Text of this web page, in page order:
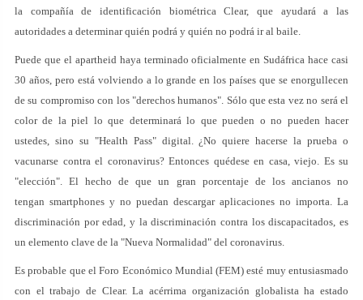
la compañía de identificación biométrica Clear, que ayudará a las
autoridades a determinar quién podrá y quién no podrá ir al baile.
Puede que el apartheid haya terminado oficialmente en Sudáfrica hace casi
30 años, pero está volviendo a lo grande en los países que se enorgullecen
de su compromiso con los "derechos humanos". Sólo que esta vez no será el
color de la piel lo que determinará lo que pueden o no pueden hacer
ustedes, sino su "Health Pass" digital. ¿No quiere hacerse la prueba o
vacunarse contra el coronavirus? Entonces quédese en casa, viejo. Es su
"elección". El hecho de que un gran porcentaje de los ancianos no
tengan smartphones y no puedan descargar aplicaciones no importa. La
discriminación por edad, y la discriminación contra los discapacitados, es
un elemento clave de la "Nueva Normalidad" del coronavirus.
Es probable que el Foro Económico Mundial (FEM) esté muy entusiasmado
con el trabajo de Clear. La acérrima organización globalista ha estado